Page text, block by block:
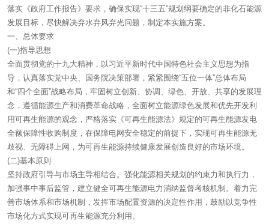
落实《政府工作报告》要求，确保实现“十三五”规划纲要确定的非化石能源
发展目标，尽快解决弃水弃风弃光问题，制定本实施方案。
一、总体要求
(一)指导思想
全面贯彻党的十九大精神，以习近平新时代中国特色社会主义思想为指
导，认真落实党中央、国务院决策部署，紧紧围绕“五位一体”总体布局
和“四个全面”战略布局，牢固树立创新、协调、绿色、开放、共享的发展理
念，遵循能源生产和消费革命战略，全面树立能源绿色发展和优先开发利
用可再生能源的观念，严格落实《可再生能源法》规定的可再生能源发电
全额保障性收购制度，在保障电网安全稳定的前提下，实现可再生能源无
歧视、无障碍上网，为可再生能源持续健康发展创造良好的市场环境。
(二)基本原则
坚持政府引导与市场主导相结合。强化能源相关规划的约束力和执行力，
加强事中事后监管，建立健全可再生能源电力消纳监督考核机制。着力完
善市场体系和市场机制，发挥市场配置资源的决定性作用，鼓励以竞争性
市场化方式实现可再生能源充分利用。